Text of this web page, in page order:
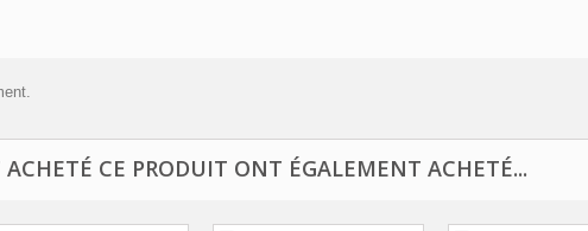
CE PRODUIT ONT ÉGALEMENT ACHETÉ...